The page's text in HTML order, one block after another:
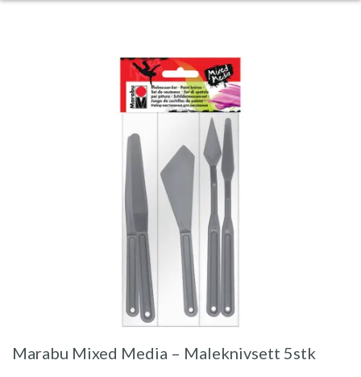
Marabu Mixed Media – Maleknivsett 5stk